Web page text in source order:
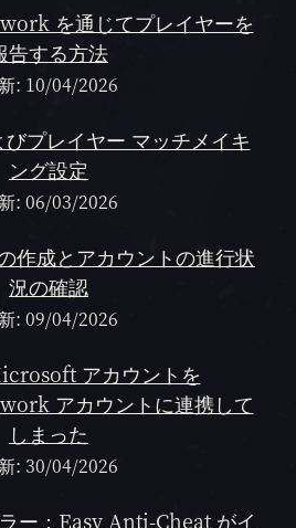
を通じてプレイヤーを
告する方法
: 10/04/2026
プレイヤー マッチメイキ
ング設定
: 06/03/2026
作成とアカウントの進行状
況の確認
: 09/04/2026
アカウントを
アカウントに連携して
しまった
: 30/04/2026
ー：Easy Anti-Cheat がイ